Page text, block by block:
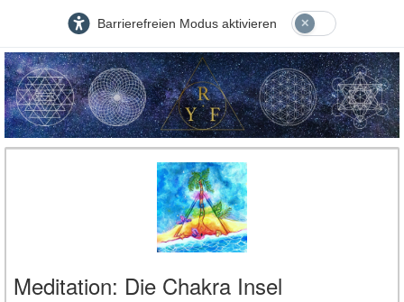
Barrierefreien Modus aktivieren
Meditation: Die Chakra Insel